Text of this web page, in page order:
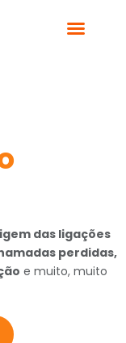
das ligações
perdidas,
e muito, muito